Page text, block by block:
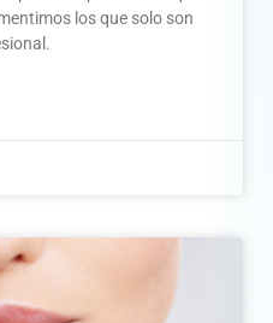
los que solo son